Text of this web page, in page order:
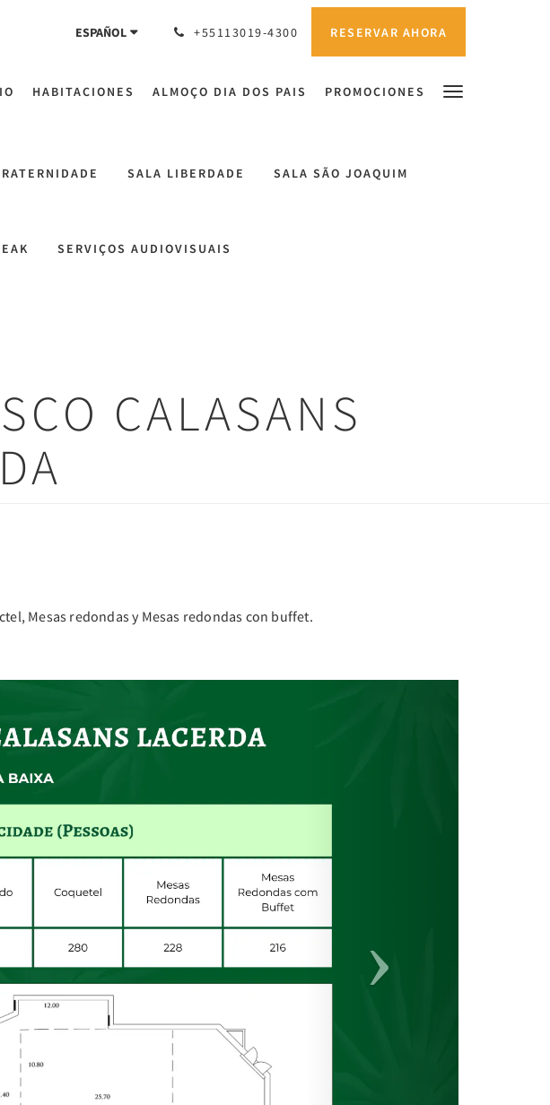
ESPAÑOL +55113019-4300 RESERVAR AHORA
HABITACIONES ALMOÇO DIA DOS PAIS PROMOCIONES
SALA LIBERDADE SALA SÃO JOAQUIM
SERVIÇOS AUDIOVISUAIS
CALASANS
Mesas redondas y Mesas redondas con buffet.